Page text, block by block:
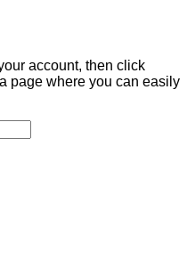
account, then click
page where you can easily